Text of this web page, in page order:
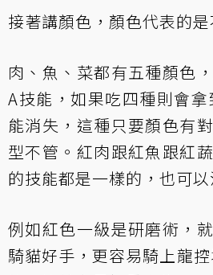
接著講顏色，顏色代表的是
肉、魚、菜都有五種顏色
A技能，如果吃四種則會
能消失，這種只要顏色有
型不管。紅肉跟紅魚跟紅
的技能都是一樣的，也可以
例如紅色一級是研磨術，
騎貓好手，更容易騎上龍